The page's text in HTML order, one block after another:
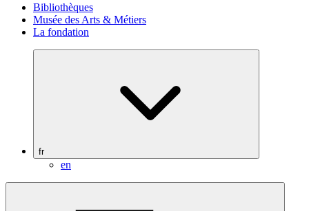
Bibliothèques
Musée des Arts & Métiers
La fondation
fr
en